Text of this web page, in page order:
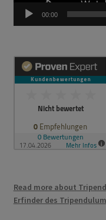
00:00
Read more about
Erfinder des